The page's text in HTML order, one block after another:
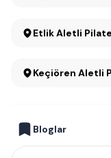
Etlik Aletli
Keçiören Aletli
Bloglar